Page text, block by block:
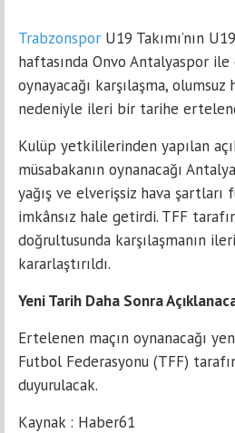
Trabzonspor U19 Takımı’nın
haftasında Onvo Antalyaspor
oynayacağı karşılaşma, olumsuz
nedeniyle ileri bir tarihe
Kulüp yetkililerinden yapılan
müsabakanın oynanacağı
yağış ve elverişsiz hava şartları
imkânsız hale getirdi. TFF
doğrultusunda karşılaşmanın
kararlaştırıldı.
Yeni Tarih Daha Sonra
Ertelenen maçın oynanacağı
Futbol Federasyonu (TFF)
duyurulacak.
Kaynak : Haber61